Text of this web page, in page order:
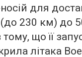
для
230 км) до
що її
літака